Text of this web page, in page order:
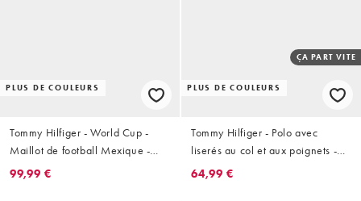
PLUS DE COULEURS
Tommy Hilfiger - World Cup -
Maillot de football Mexique -
Vert
99,99 €
PLUS DE COULEURS
ÇA PART VITE
Tommy Hilfiger - Polo avec
liserés au col et aux poignets -
Blanc
64,99 €